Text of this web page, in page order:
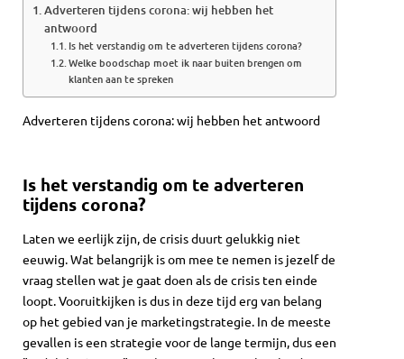
Adverteren tijdens corona: wij hebben het
antwoord
Is het verstandig om te adverteren tijdens corona?
Welke boodschap moet ik naar buiten brengen om
klanten aan te spreken
Adverteren tijdens corona: wij hebben het antwoord
Is het verstandig om te adverteren
tijdens corona?
Laten we eerlijk zijn, de crisis duurt gelukkig niet
eeuwig. Wat belangrijk is om mee te nemen is jezelf de
vraag stellen wat je gaat doen als de crisis ten einde
loopt. Vooruitkijken is dus in deze tijd erg van belang
op het gebied van je marketingstrategie. In de meeste
gevallen is een strategie voor de lange termijn, dus een